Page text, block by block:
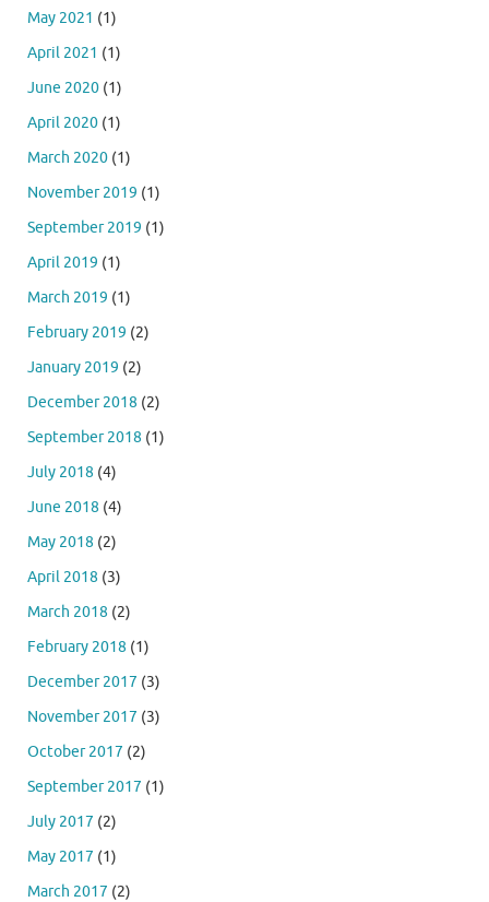
May 2021 (1)
April 2021 (1)
June 2020 (1)
April 2020 (1)
March 2020 (1)
November 2019 (1)
September 2019 (1)
April 2019 (1)
March 2019 (1)
February 2019 (2)
January 2019 (2)
December 2018 (2)
September 2018 (1)
July 2018 (4)
June 2018 (4)
May 2018 (2)
April 2018 (3)
March 2018 (2)
February 2018 (1)
December 2017 (3)
November 2017 (3)
October 2017 (2)
September 2017 (1)
July 2017 (2)
May 2017 (1)
March 2017 (2)